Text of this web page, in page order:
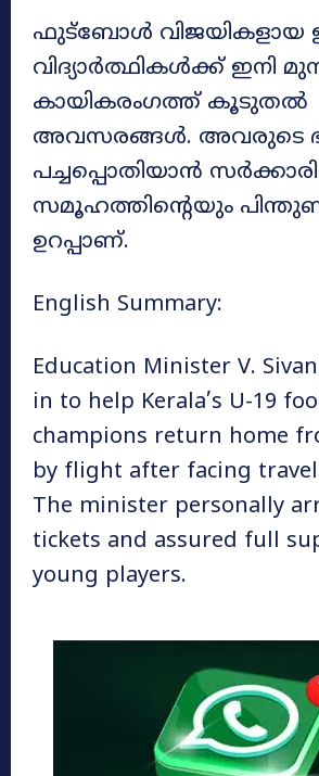
ഫുട്ബോൾ
വിദ്യാർത്ഥികൾക്ക് ഇനി
കായികരംഗത്ത് കൂടുതൽ
അവസരങ്ങൾ. അവരുടെ
പച്ചപ്പൊതിയാൻ
സമൂഹത്തിന്റെയും
ഉറപ്പാണ്.
English Summary:
Education Minister V.
in to help Kerala’s U-19
champions return home
by flight after facing
The minister personally
tickets and assured full
young players.